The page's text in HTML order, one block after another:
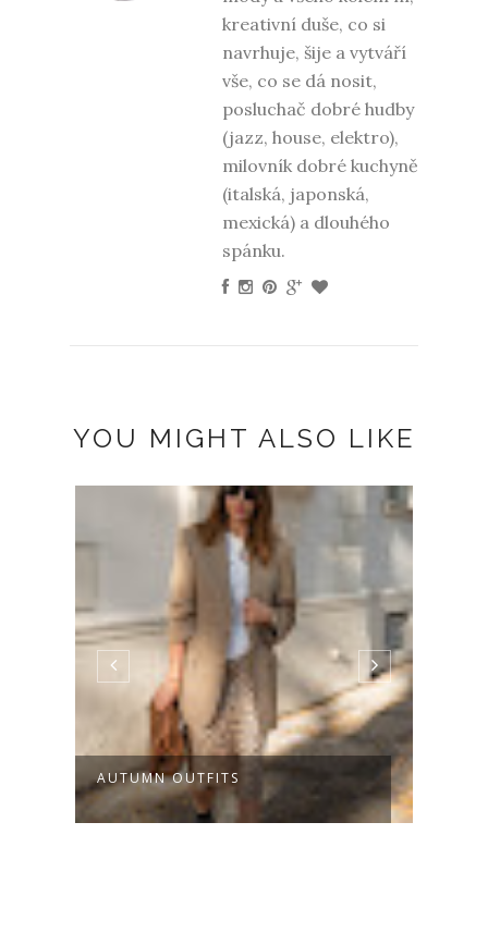
kreativní duše, co si
navrhuje, šije a vytváří
vše, co se dá nosit,
posluchač dobré hudby
(jazz, house, elektro),
milovník dobré kuchyně
(italská, japonská,
mexická) a dlouhého
spánku.
YOU MIGHT ALSO LIKE
AUTUMN OUTFITS